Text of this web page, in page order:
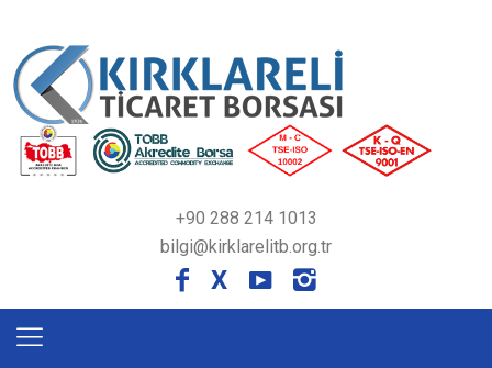
+90 288 214 1013
bilgi@kirklarelitb.org.tr
X